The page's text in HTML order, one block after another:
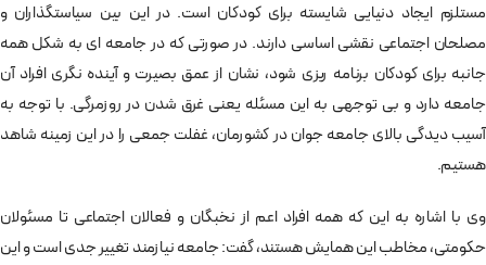
مستلزم ایجاد دنیایی شایسته برای کودکان است. در این بین سیاستگذاران و
مصلحان اجتماعی نقشی اساسی دارند. در صورتی که در جامعه ای به شکل همه
جانبه برای کودکان برنامه ریزی شود، نشان از عمق بصیرت و آینده نگری افراد آن
جامعه دارد و بی توجهی به این مسئله یعنی غرق شدن در روزمرگی. با توجه به
آسیب دیدگی بالای جامعه جوان در کشورمان، غفلت جمعی را در این زمینه شاهد
هستیم.
وی با اشاره به این که همه افراد اعم از نخبگان و فعالان اجتماعی تا مسئولان
حکومتی، مخاطب این همایش هستند، گفت: جامعه نیازمند تغییر جدی است و این